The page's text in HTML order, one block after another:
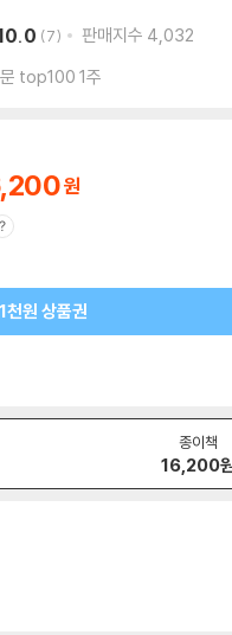
7 판매지수 4,032
top100 1주
천원 상품권
종이책
16,200